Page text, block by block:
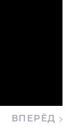
ВПЕРЁД